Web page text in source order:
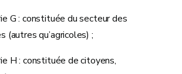
G : constituée du secteur des
(autres qu’agricoles) ;
H : constituée de citoyens,